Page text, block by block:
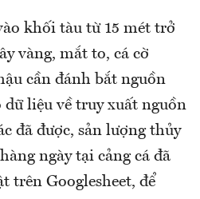
khối tàu từ 15 mét trở
vàng, mắt to, cá cờ
cần đánh bắt nguồn
dữ liệu về truy xuất nguồn
đã được, sản lượng thủy
ngày tại cảng cá đã
trên Googlesheet, để